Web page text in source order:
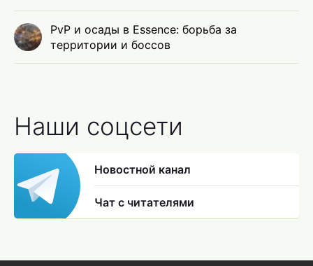
PvP и осады в Essence: борьба за
территории и боссов
Наши соцсети
Новостной канал
Чат с читателями